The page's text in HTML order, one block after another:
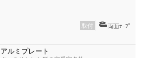
取付 両面ﾃｰﾌﾟ
アルミプレート